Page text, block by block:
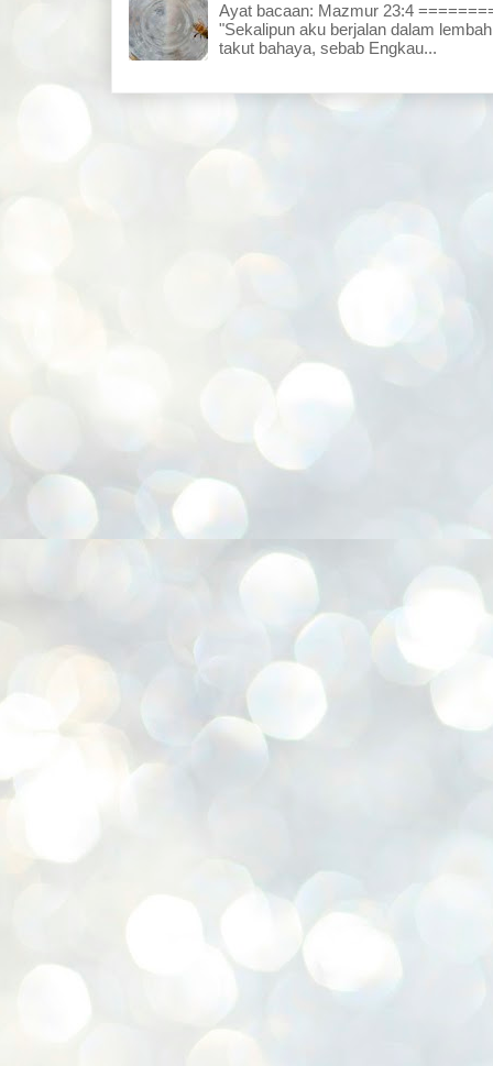
Ayat bacaan: Mazmur 23:4
"Sekalipun aku berjalan dalam
takut bahaya, sebab Engkau...